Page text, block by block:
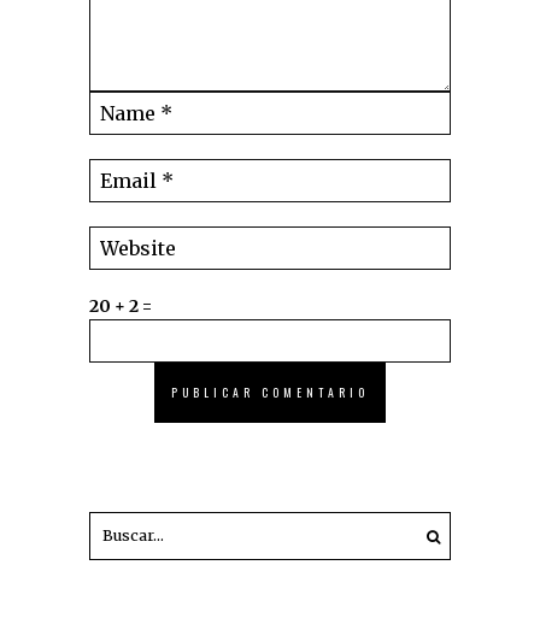
20 + 2 =